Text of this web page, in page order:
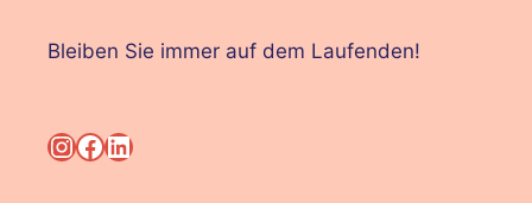
Bleiben Sie immer auf dem Laufenden!
Instagram
Facebook
LinkedIn